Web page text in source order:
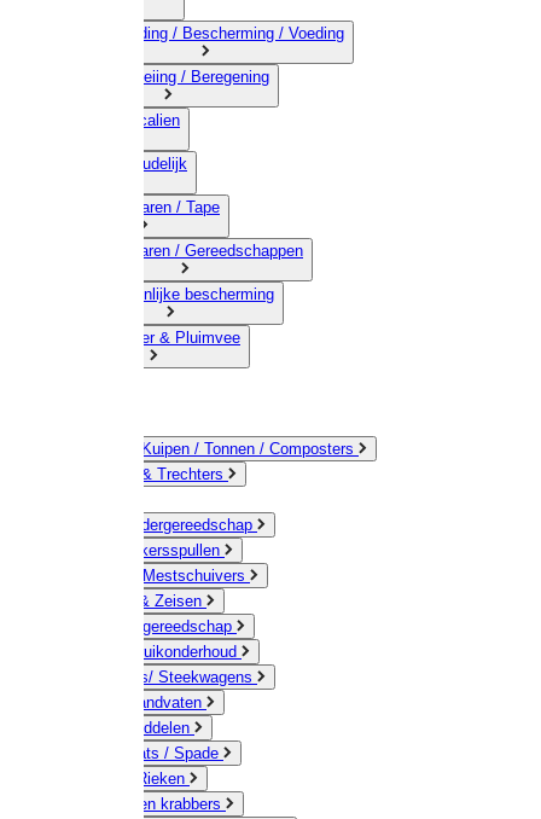
05) Bestrijding / Bescherming / Voeding
06) Besproeiing / Beregening
07) Chemicalien
08) Huishoudelijk
09) Touwwaren / Tape
10) IJzerwaren / Gereedschappen
11) Persoonlijke bescherming
12) Kleindier & Pluimvee
Emmers / Kuipen / Tonnen / Composters
Jerrycans & Trechters
Hand-/ Kindergereedschap
Stratenmakersspullen
Sneeuw- / Mestschuivers
Baggeren & Zeisen
Elektrisch gereedschap
Boom / Struikonderhoud
Kruiwagens/ Steekwagens
Stelen / Handvaten
Tuinhulpmiddelen
Schop / Bats / Spade
Vorken & Rieken
Cultivator en krabbers